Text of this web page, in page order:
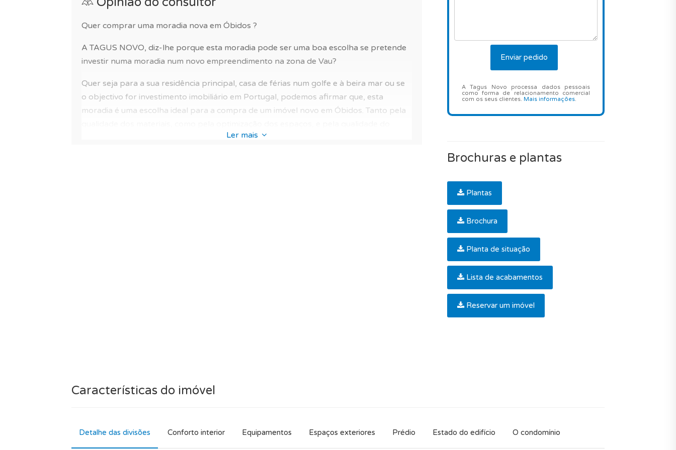
o conforto dos residentes uma magnífica piscina privada.
Um novo condomínio privado, ideal para viver perto do golfe e à beira mar perto de Óbidos
rodeado de espaços verdes em sintonia com a natureza.
A gestão do condomínio está activa e as despesas estão estimadas em 90€/mês.
Se procura uma villa isolada com piscina privada, terraço e jardim ou uma casa para as suas
férias em Portugal, este imóvel é para si!
Quer comprar uma moradia nova em Óbidos ?
A TAGUS NOVO, diz-lhe porque esta moradia pode ser uma boa escolha se pretende
investir numa moradia num novo empreendimento na zona de Vau?
Quer seja para a sua residência principal, casa de férias num golfe e à beira mar ou se
o objectivo for investimento imobiliário em Portugal, podemos afirmar que, esta
moradia é uma escolha ideal para a compra de um imóvel novo em Óbidos. Tanto pela
Ler mais
A Tagus Novo processa dados pessoais
como forma de relacionamento comercial
com os seus clientes. Mais informações.
Brochuras e plantas
Plantas
Brochura
Planta de situação
Lista de acabamentos
Reservar um imóvel
Características do imóvel
Detalhe das divisões Conforto interior Equipamentos Espaços exteriores Prédio Estado do edifício O condomínio